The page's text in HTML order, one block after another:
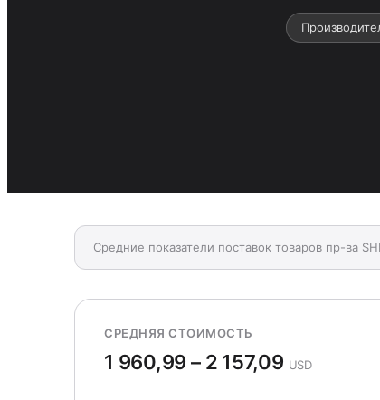
Средние показатели поставок товаров пр-ва
СРЕДНЯЯ СТОИМОСТЬ
1 960,99 – 2 157,09 USD